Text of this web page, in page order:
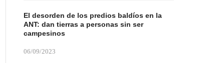
El desorden de los predios baldíos en la
ANT: dan tierras a personas sin ser
campesinos
06/09/2023